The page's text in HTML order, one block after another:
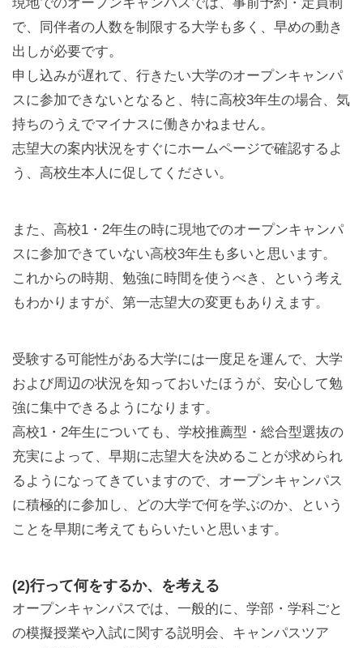
で、同伴者の人数を制限する大学も多く、早めの動き
出しが必要です。
申し込みが遅れて、行きたい大学のオープンキャンパ
スに参加できないとなると、特に高校3年生の場合、気
持ちのうえでマイナスに働きかねません。
志望大の案内状況をすぐにホームページで確認するよ
う、高校生本人に促してください。
また、高校1・2年生の時に現地でのオープンキャンパ
スに参加できていない高校3年生も多いと思います。
これからの時期、勉強に時間を使うべき、という考え
もわかりますが、第一志望大の変更もありえます。
受験する可能性がある大学には一度足を運んで、大学
および周辺の状況を知っておいたほうが、安心して勉
強に集中できるようになります。
高校1・2年生についても、学校推薦型・総合型選抜の
充実によって、早期に志望大を決めることが求められ
るようになってきていますので、オープンキャンパス
に積極的に参加し、どの大学で何を学ぶのか、という
ことを早期に考えてもらいたいと思います。
(2)行って何をするか、を考える
オープンキャンパスでは、一般的に、学部・学科ごと
の模擬授業や入試に関する説明会、キャンパスツア